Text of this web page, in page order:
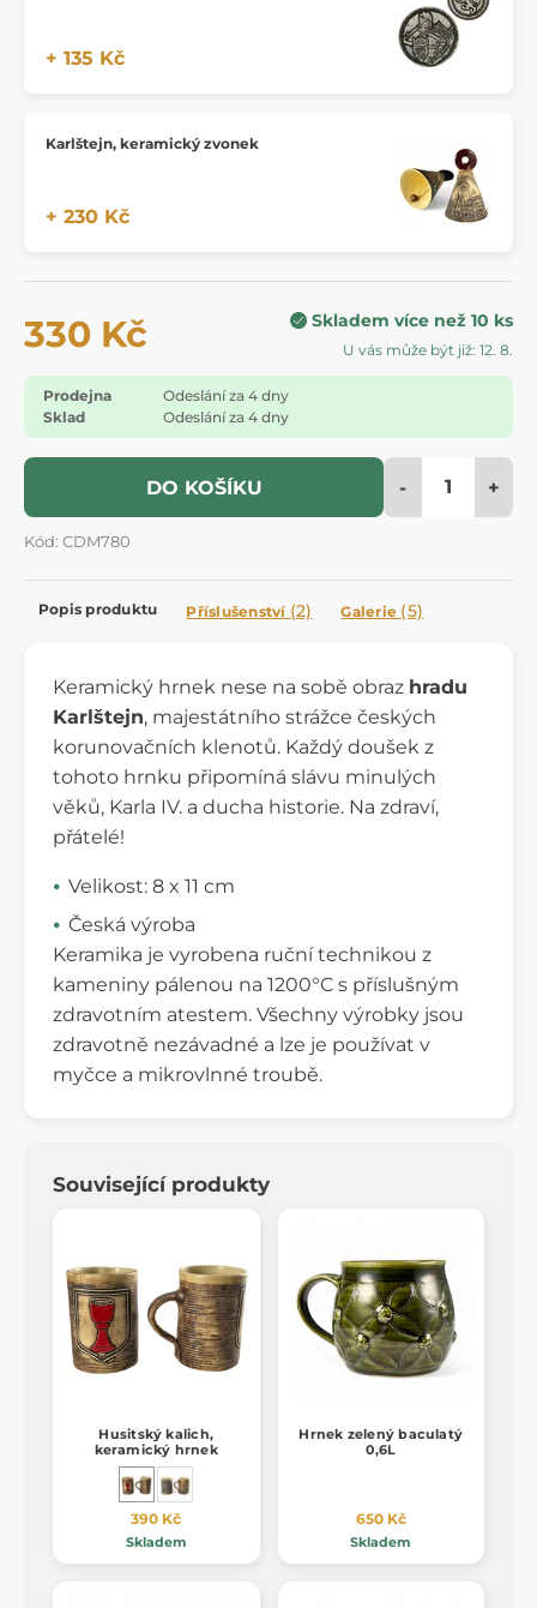
+ 135 Kč
Karlštejn, keramický zvonek
+ 230 Kč
330 Kč Skladem více než 10 ks
U vás může být již: 12. 8.
Prodejna
Odeslání za 4 dny
Sklad
Odeslání za 4 dny
DO KOŠÍKU - +
Kód: CDM780
Popis produktu Příslušenství (2) Galerie (5)
Keramický hrnek nese na sobě obraz hradu
Karlštejn, majestátního strážce českých
korunovačních klenotů. Každý doušek z
tohoto hrnku připomíná slávu minulých
věků, Karla IV. a ducha historie. Na zdraví,
přátelé!
Velikost: 8 x 11 cm
Česká výroba
Keramika je vyrobena ruční technikou z
kameniny pálenou na 1200°C s příslušným
zdravotním atestem. Všechny výrobky jsou
zdravotně nezávadné a lze je používat v
myčce a mikrovlnné troubě.
Související produkty
Husitský kalich,
keramický hrnek
390 Kč
Skladem
Hrnek zelený baculatý
0,6L
650 Kč
Skladem